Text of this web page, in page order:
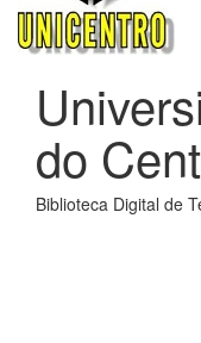
do
Biblioteca Digital de